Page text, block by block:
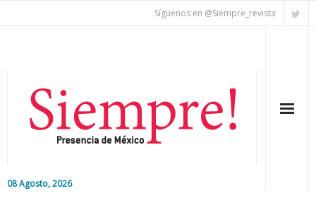
Síguenos en @Siempre_revista
08 Agosto, 2026